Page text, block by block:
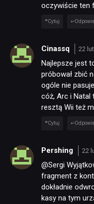
oczywiście ten
Cytuj
Cinassq 22
Najlepsze jest
próbował zbić
ogóle nie
cóż, Arc i Natal
resztą Wii też
Cytuj
Pershing 22
@Sergi
fragment z
dokładnie
kasy na tym